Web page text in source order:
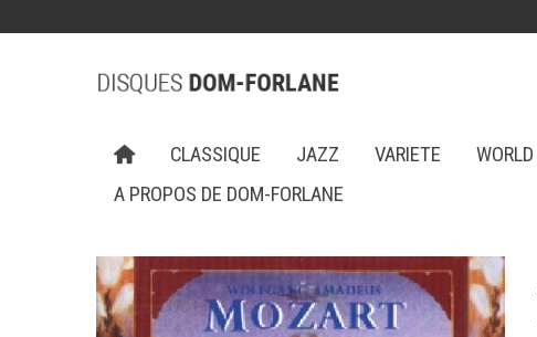
CLASSIQUE JAZZ VARIETE WORLD
A PROPOS DE DOM-FORLANE